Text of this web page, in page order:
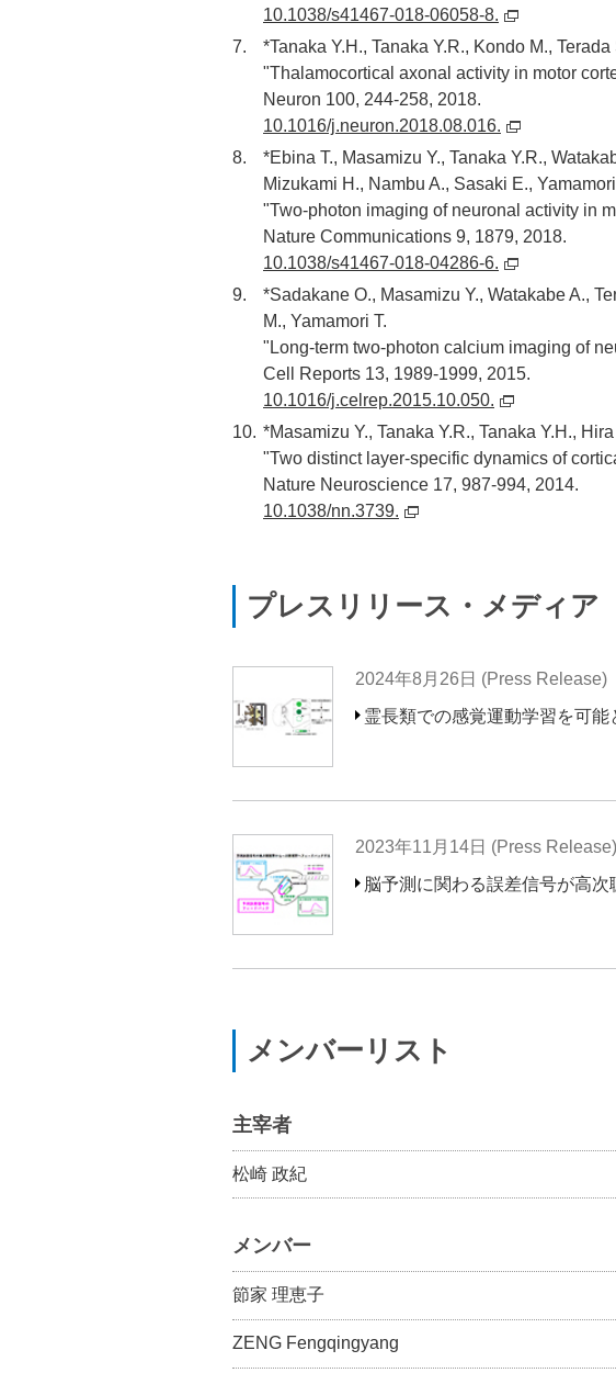
10.1038/s41467-018-06058-8.
*Tanaka Y.H., Tanaka Y.R., Kondo M.,
"Thalamocortical axonal activity in motor
Neuron 100, 244-258, 2018.
10.1016/j.neuron.2018.08.016.
*Ebina T., Masamizu Y., Tanaka Y.R.,
Mizukami H., Nambu A., Sasaki E.,
"Two-photon imaging of neuronal activity in
Nature Communications 9, 1879, 2018.
10.1038/s41467-018-04286-6.
*Sadakane O., Masamizu Y., Watakabe A.,
M., Yamamori T.
"Long-term two-photon calcium imaging of
Cell Reports 13, 1989-1999, 2015.
10.1016/j.celrep.2015.10.050.
*Masamizu Y., Tanaka Y.R., Tanaka Y.H.,
"Two distinct layer-specific dynamics of
Nature Neuroscience 17, 987-994, 2014.
10.1038/nn.3739.
プレスリリース・メディア
2024年8月26日 (Press Release)
霊長類での感覚運動学習を可
2023年11月14日 (Press Release)
脳予測に関わる誤差信号が高
メンバーリスト
主宰者
松崎 政紀
メンバー
節家 理恵子
ZENG Fengqingyang